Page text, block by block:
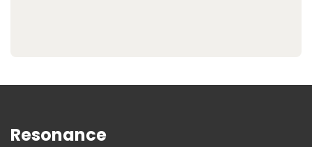
Resonance